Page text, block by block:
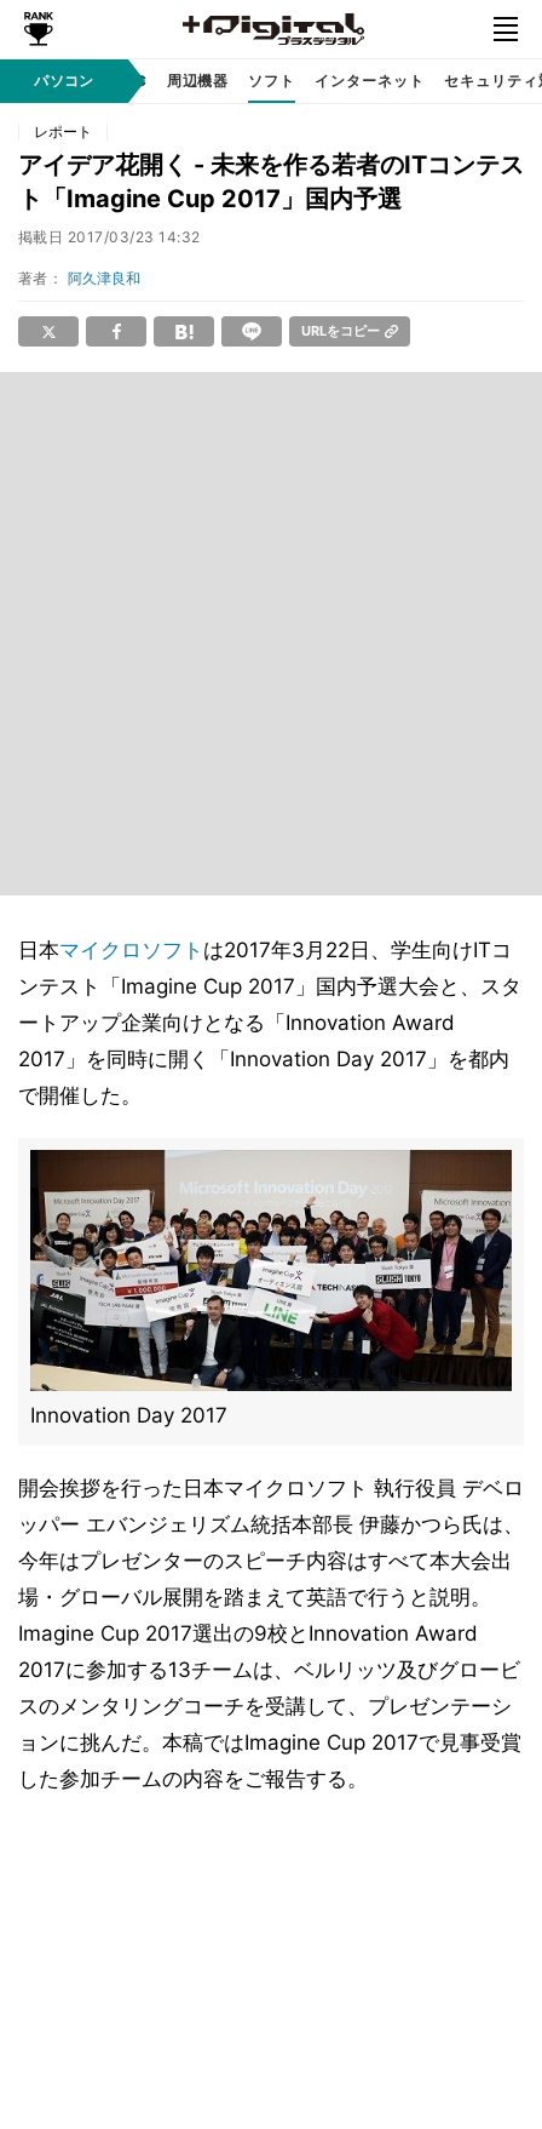
パソコン
クノロジ AI PC 周辺機器 ソフト インターネット セキュリティ
レポート
アイデア花開く - 未来を作る若者のITコンテス
ト「Imagine Cup 2017」国内予選
掲載日 2017/03/23 14:32
著者： 阿久津良和
URLをコピー
日本マイクロソフト は2017年3月22日、学生向けITコ
ンテスト「Imagine Cup 2017」国内予選大会と、スタ
ートアップ企業向けとなる「Innovation Award
2017」を同時に開く「Innovation Day 2017」を都内
で開催した。
Innovation Day 2017
開会挨拶を行った日本マイクロソフト 執行役員 デベロ
ッパー エバンジェリズム統括本部長 伊藤かつら氏は、
今年はプレゼンターのスピーチ内容はすべて本大会出
場・グローバル展開を踏まえて英語で行うと説明。
Imagine Cup 2017選出の9校とInnovation Award
2017に参加する13チームは、ベルリッツ及びグロービ
スのメンタリングコーチを受講して、プレゼンテーシ
ョンに挑んだ。本稿ではImagine Cup 2017で見事受賞
した参加チームの内容をご報告する。